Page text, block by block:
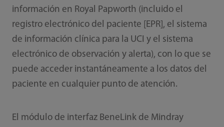
información en Royal Papworth (incluido el
registro electrónico del paciente [EPR], el sistema
de información clínica para la UCI y el sistema
electrónico de observación y alerta), con lo que se
puede acceder instantáneamente a los datos del
paciente en cualquier punto de atención.
El módulo de interfaz BeneLink de Mindray